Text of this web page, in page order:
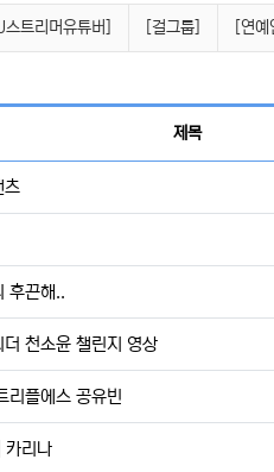
스트리머유튜버] [걸그룹] [연
제목
츠
후끈해..
더 천소윤 챌린지 영상
리플에스 공유빈
카리나